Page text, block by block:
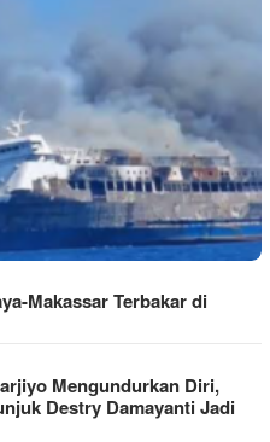
Makassar Terbakar di
Mengundurkan Diri,
Destry Damayanti Jadi